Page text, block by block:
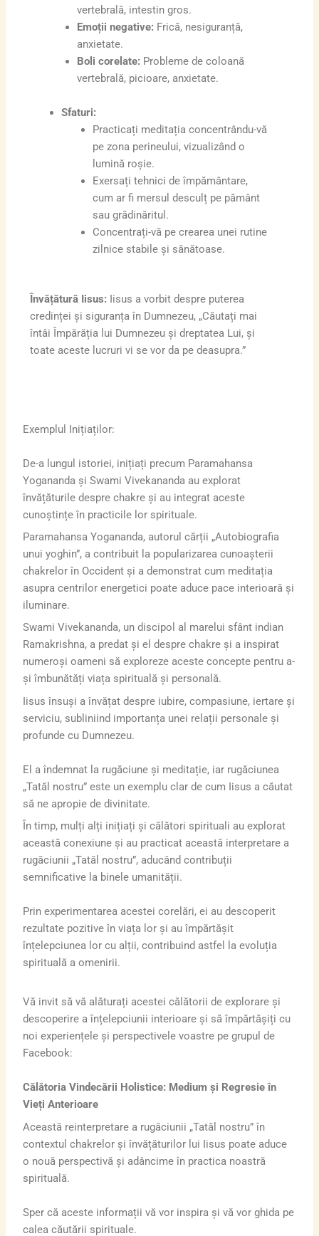
vertebrală, intestin gros.
Emoții negative: Frică, nesiguranță,
anxietate.
Boli corelate: Probleme de coloană
vertebrală, picioare, anxietate.
Sfaturi:
Practicați meditația concentrându-vă
pe zona perineului, vizualizând o
lumină roșie.
Exersați tehnici de împământare,
cum ar fi mersul desculț pe pământ
sau grădinăritul.
Concentrați-vă pe crearea unei rutine
zilnice stabile și sănătoase.
Învățătură Iisus: Iisus a vorbit despre puterea
credinței și siguranța în Dumnezeu, „Căutați mai
întâi Împărăția lui Dumnezeu și dreptatea Lui, și
toate aceste lucruri vi se vor da pe deasupra.”
Exemplul Inițiaților:
De-a lungul istoriei, inițiați precum Paramahansa
Yogananda și Swami Vivekananda au explorat
învățăturile despre chakre și au integrat aceste
cunoștințe în practicile lor spirituale.
Paramahansa Yogananda, autorul cărții „Autobiografia
unui yoghin”, a contribuit la popularizarea cunoașterii
chakrelor în Occident și a demonstrat cum meditația
asupra centrilor energetici poate aduce pace interioară și
iluminare.
Swami Vivekananda, un discipol al marelui sfânt indian
Ramakrishna, a predat și el despre chakre și a inspirat
numeroși oameni să exploreze aceste concepte pentru a-
și îmbunătăți viața spirituală și personală.
Iisus însuși a învățat despre iubire, compasiune, iertare și
serviciu, subliniind importanța unei relații personale și
profunde cu Dumnezeu.
El a îndemnat la rugăciune și meditație, iar rugăciunea
„Tatăl nostru” este un exemplu clar de cum Iisus a căutat
să ne apropie de divinitate.
În timp, mulți alți inițiați și călători spirituali au explorat
această conexiune și au practicat această interpretare a
rugăciunii „Tatăl nostru”, aducând contribuții
semnificative la binele umanității.
Prin experimentarea acestei corelări, ei au descoperit
rezultate pozitive în viața lor și au împărtășit
înțelepciunea lor cu alții, contribuind astfel la evoluția
spirituală a omenirii.
Vă invit să vă alăturați acestei călătorii de explorare și
descoperire a înțelepciunii interioare și să împărtășiți cu
noi experiențele și perspectivele voastre pe grupul de
Facebook:
Călătoria Vindecării Holistice: Medium și Regresie în
Vieți Anterioare
Această reinterpretare a rugăciunii „Tatăl nostru” în
contextul chakrelor și învățăturilor lui Iisus poate aduce
o nouă perspectivă și adâncime în practica noastră
spirituală.
Sper că aceste informații vă vor inspira și vă vor ghida pe
calea căutării spirituale.